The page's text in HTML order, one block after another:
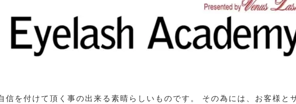
を付けて頂く事の出来る素晴らしいものです。 その為には、お客様と